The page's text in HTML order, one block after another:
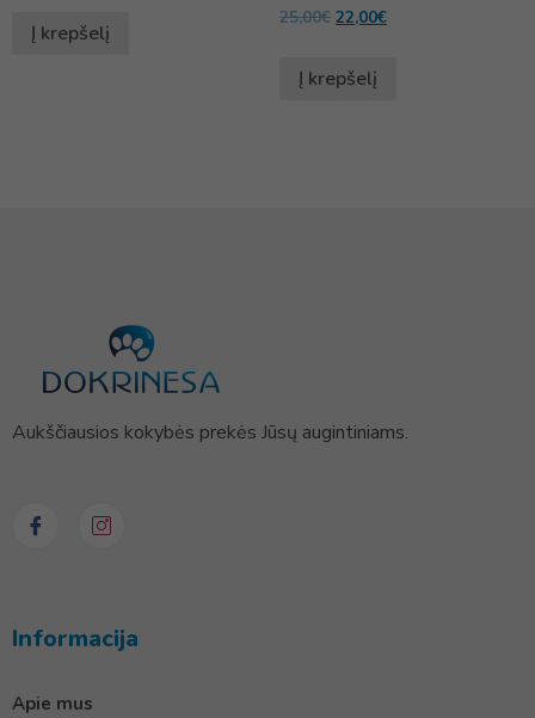
Į krepšelį
25,00€ 22,00€
Į krepšelį
Aukščiausios kokybės prekės Jūsų augintiniams.
Informacija
Apie mus